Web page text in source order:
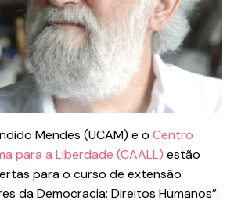
Mendes (UCAM) e o Centro
para a Liberdade (CAALL) estão
para o curso de extensão
da Democracia: Direitos Humanos”.